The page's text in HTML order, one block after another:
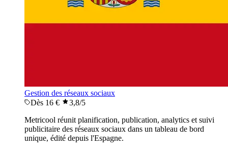
Gestion des réseaux sociaux
Dès 16 €
3,8/5
Metricool réunit planification, publication, analytics et suivi
publicitaire des réseaux sociaux dans un tableau de bord
unique, édité depuis l'Espagne.